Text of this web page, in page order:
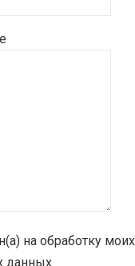
на обработку моих
данных